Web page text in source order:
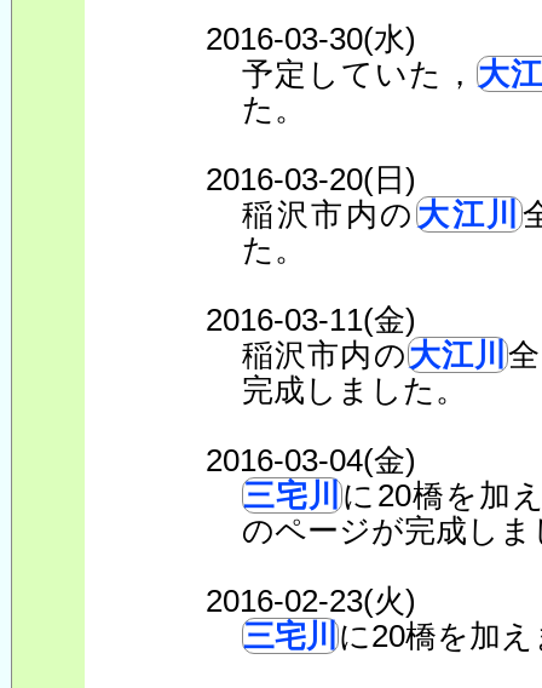
2016-03-30(水)
予定していた， 大
た。
2016-03-20(日)
稲沢市内の 大江川
た。
2016-03-11(金)
稲沢市内の大江川
完成しました。
2016-03-04(金)
三宅川に20橋を加
のページが完成しま
2016-02-23(火)
三宅川に20橋を加